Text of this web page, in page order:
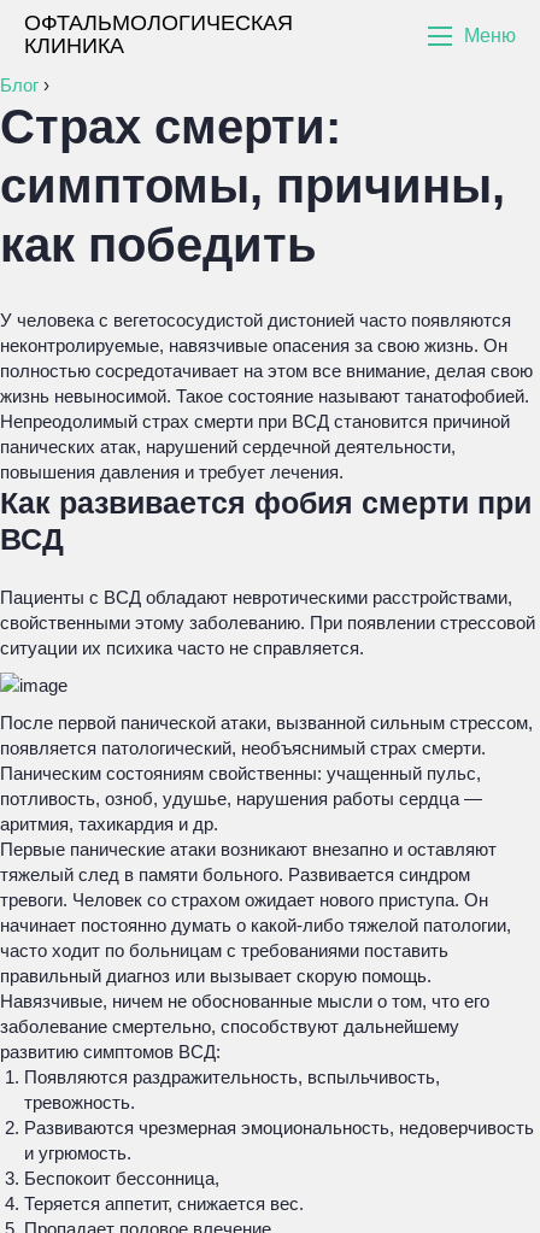
ОФТАЛЬМОЛОГИЧЕСКАЯ
КЛИНИКА
Меню
Блог ›
Страх смерти:
симптомы, причины,
как победить
У человека с вегетососудистой дистонией часто появляются
неконтролируемые, навязчивые опасения за свою жизнь. Он
полностью сосредотачивает на этом все внимание, делая свою
жизнь невыносимой. Такое состояние называют танатофобией.
Непреодолимый страх смерти при ВСД становится причиной
панических атак, нарушений сердечной деятельности,
повышения давления и требует лечения.
Как развивается фобия смерти при
ВСД
Пациенты с ВСД обладают невротическими расстройствами,
свойственными этому заболеванию. При появлении стрессовой
ситуации их психика часто не справляется.
После первой панической атаки, вызванной сильным стрессом,
появляется патологический, необъяснимый страх смерти.
Паническим состояниям свойственны: учащенный пульс,
потливость, озноб, удушье, нарушения работы сердца —
аритмия, тахикардия и др.
Первые панические атаки возникают внезапно и оставляют
тяжелый след в памяти больного. Развивается синдром
тревоги. Человек со страхом ожидает нового приступа. Он
начинает постоянно думать о какой-либо тяжелой патологии,
часто ходит по больницам с требованиями поставить
правильный диагноз или вызывает скорую помощь.
Навязчивые, ничем не обоснованные мысли о том, что его
заболевание смертельно, способствуют дальнейшему
развитию симптомов ВСД:
Появляются раздражительность, вспыльчивость,
тревожность.
Развиваются чрезмерная эмоциональность, недоверчивость
и угрюмость.
Беспокоит бессонница,
Теряется аппетит, снижается вес.
Пропадает половое влечение.